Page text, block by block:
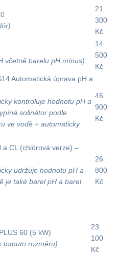
21
300
Kč
včetně barelu pH mínus)
14
500
Kč
Automatická úprava pH a
kontroluje hodnotu pH a
solinátor podle
ve vodě + automaticky
46
900
Kč
a CL (chlórová verze) –
udržuje hodnotu pH a
je také barel pH a barel
26
800
Kč
60 (5 kW)
tomuto rozměru)
23
100
Kč